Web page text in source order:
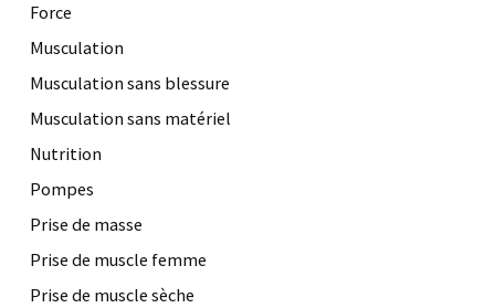
Force
Musculation
Musculation sans blessure
Musculation sans matériel
Nutrition
Pompes
Prise de masse
Prise de muscle femme
Prise de muscle sèche